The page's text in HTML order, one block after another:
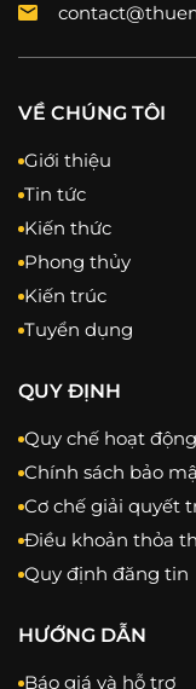
VỀ CHÚNG TÔI
Giới thiệu
Tin tức
Kiến thức
Phong thủy
Kiến trúc
Tuyển dụng
QUY ĐỊNH
Quy chế hoạt động
Chính sách bảo
Cơ chế giải quyết
Điều khoản thỏa
Quy định đăng tin
HƯỚNG DẪN
Báo giá và hỗ trợ